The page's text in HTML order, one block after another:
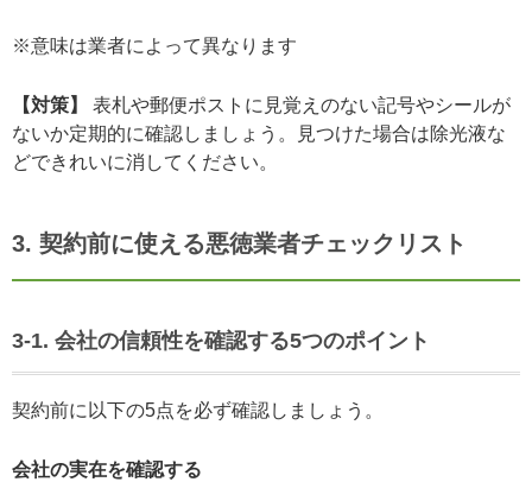
※意味は業者によって異なります
【対策】
表札や郵便ポストに見覚えのない記号やシールが
ないか定期的に確認しましょう。見つけた場合は除光液な
どできれいに消してください。
3. 契約前に使える悪徳業者チェックリスト
3-1. 会社の信頼性を確認する5つのポイント
契約前に以下の5点を必ず確認しましょう。
会社の実在を確認する